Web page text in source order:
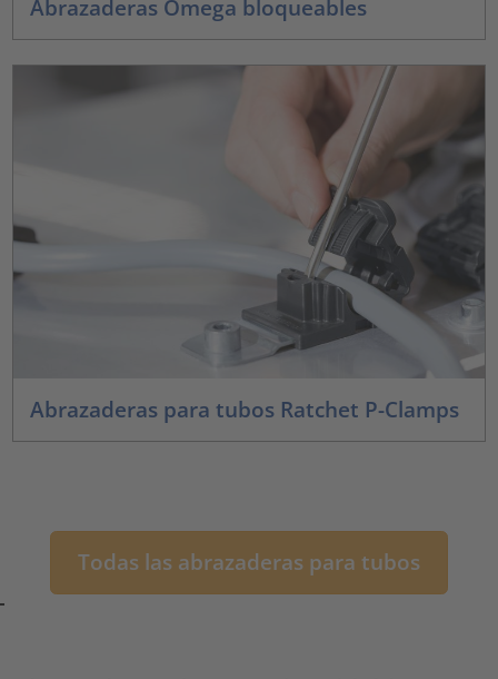
Abrazaderas Omega bloqueables
Abrazaderas para tubos Ratchet P-Clamps
Todas las abrazaderas para tubos